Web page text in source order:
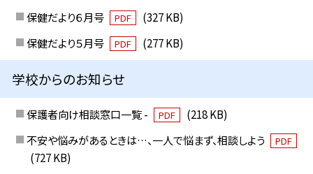
保健だより６月号
PDF
(327 KB)
保健だより５月号
PDF (277 KB)
学校からのお知らせ
保護者向け相談窓口一覧 - PDF
(218 KB)
不安や悩みがあるときは…、一人で悩まず、相談しよう
PDF
(727 KB)